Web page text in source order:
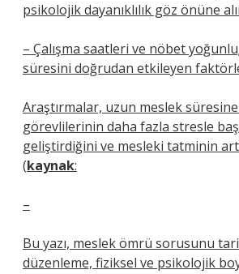
psikolojik dayanıklılık göz önüne
– Çalışma saatleri ve nöbet
süresini doğrudan etkileyen
Araştırmalar, uzun meslek
görevlilerinin daha fazla stresle
geliştirdiğini ve mesleki tatminin
(kaynak:
–
Bu yazı, meslek ömrü sorusunu
düzenleme, fiziksel ve psikolojik